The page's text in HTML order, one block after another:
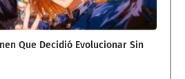
Que Decidió Evolucionar Sin